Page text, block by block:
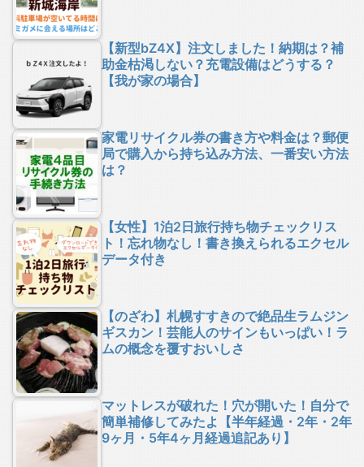
【新型bZ4X】注文しました！納期は？補
助金枯渇しない？充電設備はどうする？
【我が家の場合】
家電リサイクル券の書き方や料金は？郵便
局で購入から持ち込み方法、一番安い方法
は？
【女性】1泊2日旅行持ち物チェックリス
ト！忘れ物なし！書き換えられるエクセル
データ付き
【のざわ】札幌すすきので絶品生ラムジン
ギスカン！芸能人のサインもいっぱい！ラ
ムの概念を覆すおいしさ
マットレスが破れた！穴が開いた！自分で
簡単補修してみたよ【半年経過・2年・2年
9ヶ月・5年4ヶ月経過追記あり】